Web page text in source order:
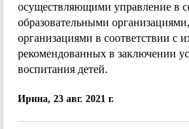
осуществляющими управление в
образовательными
организациями в соответствии с
рекомендованных в заключении
воспитания детей.
Ирина, 23 авг. 2021 г.